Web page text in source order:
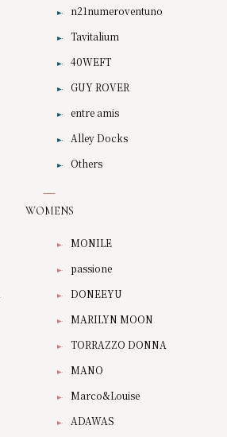
n21numeroventuno
Tavitalium
40WEFT
GUY ROVER
entre amis
Alley Docks
Others
WOMENS
MONILE
passione
DONEEYU
MARILYN MOON
TORRAZZO DONNA
MANO
Marco&Louise
ADAWAS